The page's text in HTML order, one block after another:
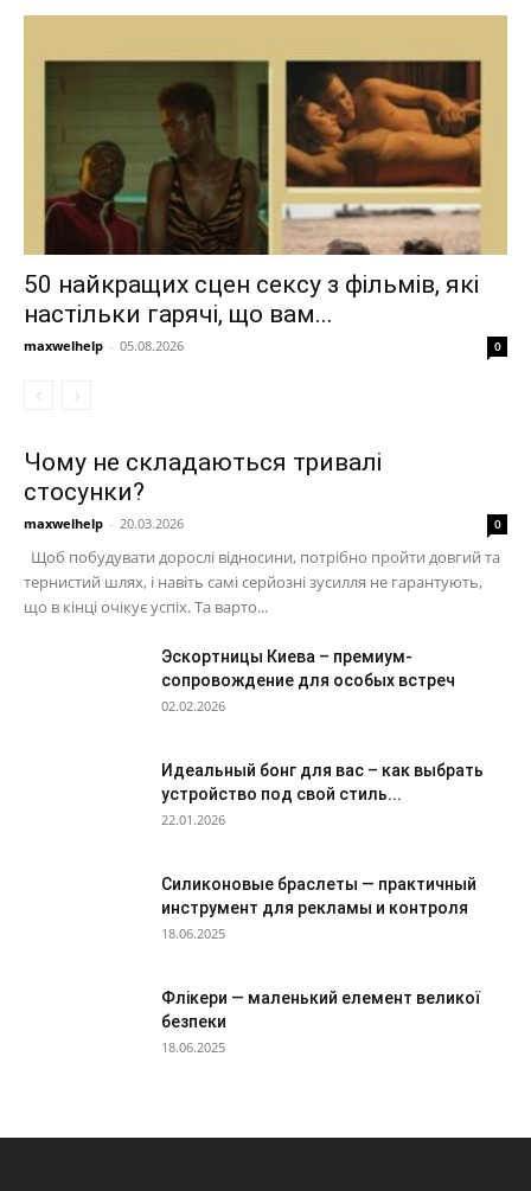
50 найкращих сцен сексу з фільмів, які
настільки гарячі, що вам...
maxwelhelp - 05.08.2026 0
Чому не складаються тривалі
стосунки?
maxwelhelp - 20.03.2026 0
Щоб побудувати дорослі відносини, потрібно пройти довгий та
тернистий шлях, і навіть самі серйозні зусилля не гарантують,
що в кінці очікує успіх. Та варто...
Эскортницы Киева – премиум-
сопровождение для особых встреч
02.02.2026
Идеальный бонг для вас – как выбрать
устройство под свой стиль...
22.01.2026
Силиконовые браслеты — практичный
инструмент для рекламы и контроля
18.06.2025
Флікери — маленький елемент великої
безпеки
18.06.2025